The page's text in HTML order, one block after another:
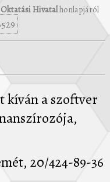
Oktatási Hivatalhonlapjáról
kíván a szoftver
20/424-89-36